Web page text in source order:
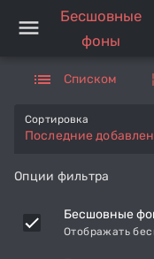
menu
Бесшовные
фоны
list Списком
Последние
Сортировка
Опции фильтра
Бесшовные
Отображать